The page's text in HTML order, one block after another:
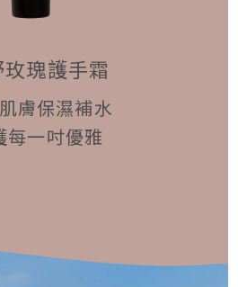
瑰護手霜
膚保濕補水
每一吋優雅